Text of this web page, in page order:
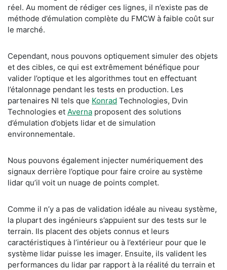
réel. Au moment de rédiger ces lignes, il n’existe pas de
méthode d’émulation complète du FMCW à faible coût sur
le marché.
Cependant, nous pouvons optiquement simuler des objets
et des cibles, ce qui est extrêmement bénéfique pour
valider l’optique et les algorithmes tout en effectuant
l’étalonnage pendant les tests en production. Les
partenaires NI tels que Konrad Technologies, Dvin
Technologies et Averna proposent des solutions
d’émulation d’objets lidar et de simulation
environnementale.
Nous pouvons également injecter numériquement des
signaux derrière l’optique pour faire croire au système
lidar qu’il voit un nuage de points complet.
Comme il n’y a pas de validation idéale au niveau système,
la plupart des ingénieurs s’appuient sur des tests sur le
terrain. Ils placent des objets connus et leurs
caractéristiques à l’intérieur ou à l’extérieur pour que le
système lidar puisse les imager. Ensuite, ils valident les
performances du lidar par rapport à la réalité du terrain et